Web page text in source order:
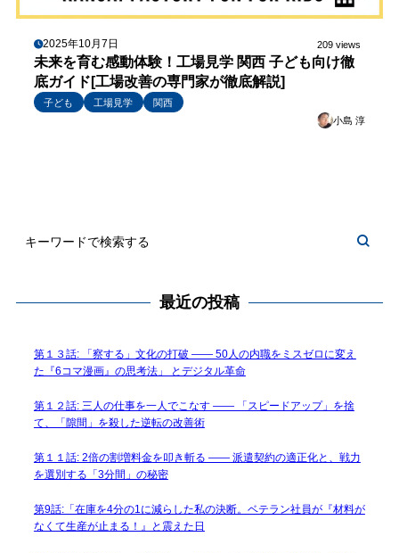
2025年10月7日 209 views
未来を育む感動体験！工場見学 関西 子ども向け徹
底ガイド[工場改善の専門家が徹底解説]
子ども 工場見学
関西
小島 淳
最近の投稿
第１３話: 「察する」文化の打破 —— 50人の内職をミスゼロに変え
た『6コマ漫画』の思考法」 とデジタル革命
第１２話: 三人の仕事を一人でこなす —— 「スピードアップ」を捨
て、「隙間」を殺した逆転の改善術
第１１話: 2倍の割増料金を叩き斬る —— 派遣契約の適正化と、戦力
を選別する「3分間」の秘密
第9話:「在庫を4分の1に減らした私の決断。ベテラン社員が『材料が
なくて生産が止まる！』と震えた日